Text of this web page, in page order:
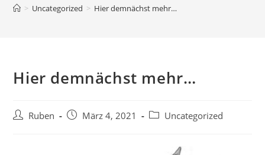
> Uncategorized > Hier demnächst mehr…
Hier demnächst mehr…
Beitrags-
Ruben
BeitragMärz 4, 2021
Beitrags-
Uncategorized